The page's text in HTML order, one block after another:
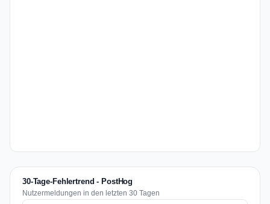
30-Tage-Fehlertrend - PostHog
Nutzermeldungen in den letzten 30 Tagen